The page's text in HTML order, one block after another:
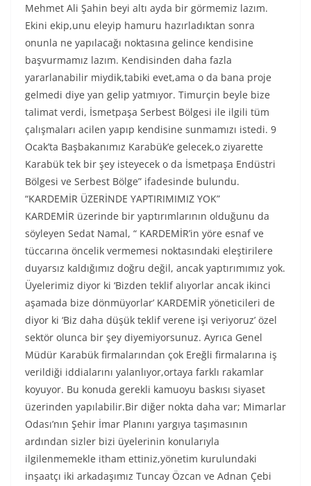
Mehmet Ali Şahin beyi altı ayda bir görmemiz lazım.
Ekini ekip,unu eleyip hamuru hazırladıktan sonra
onunla ne yapılacağı noktasına gelince kendisine
başvurmamız lazım. Kendisinden daha fazla
yararlanabilir miydik,tabiki evet,ama o da bana proje
gelmedi diye yan gelip yatmıyor. Timurçin beyle bize
talimat verdi, İsmetpaşa Serbest Bölgesi ile ilgili tüm
çalışmaları acilen yapıp kendisine sunmamızı istedi. 9
Ocak’ta Başbakanımız Karabük’e gelecek,o ziyarette
Karabük tek bir şey isteyecek o da İsmetpaşa Endüstri
Bölgesi ve Serbest Bölge” ifadesinde bulundu.
“KARDEMİR ÜZERİNDE YAPTIRIMIMIZ YOK”
KARDEMİR üzerinde bir yaptırımlarının olduğunu da
söyleyen Sedat Namal, “ KARDEMİR’in yöre esnaf ve
tüccarına öncelik vermemesi noktasındaki eleştirilere
duyarsız kaldığımız doğru değil, ancak yaptırımımız yok.
Üyelerimiz diyor ki ‘Bizden teklif alıyorlar ancak ikinci
aşamada bize dönmüyorlar’ KARDEMİR yöneticileri de
diyor ki ‘Biz daha düşük teklif verene işi veriyoruz’ özel
sektör olunca bir şey diyemiyorsunuz. Ayrıca Genel
Müdür Karabük firmalarından çok Ereğli firmalarına iş
verildiği iddialarını yalanlıyor,ortaya farklı rakamlar
koyuyor. Bu konuda gerekli kamuoyu baskısı siyaset
üzerinden yapılabilir.Bir diğer nokta daha var; Mimarlar
Odası’nın Şehir İmar Planını yargıya taşımasının
ardından sizler bizi üyelerinin konularıyla
ilgilenmemekle itham ettiniz,yönetim kurulundaki
inşaatçı iki arkadaşımız Tuncay Özcan ve Adnan Çebi